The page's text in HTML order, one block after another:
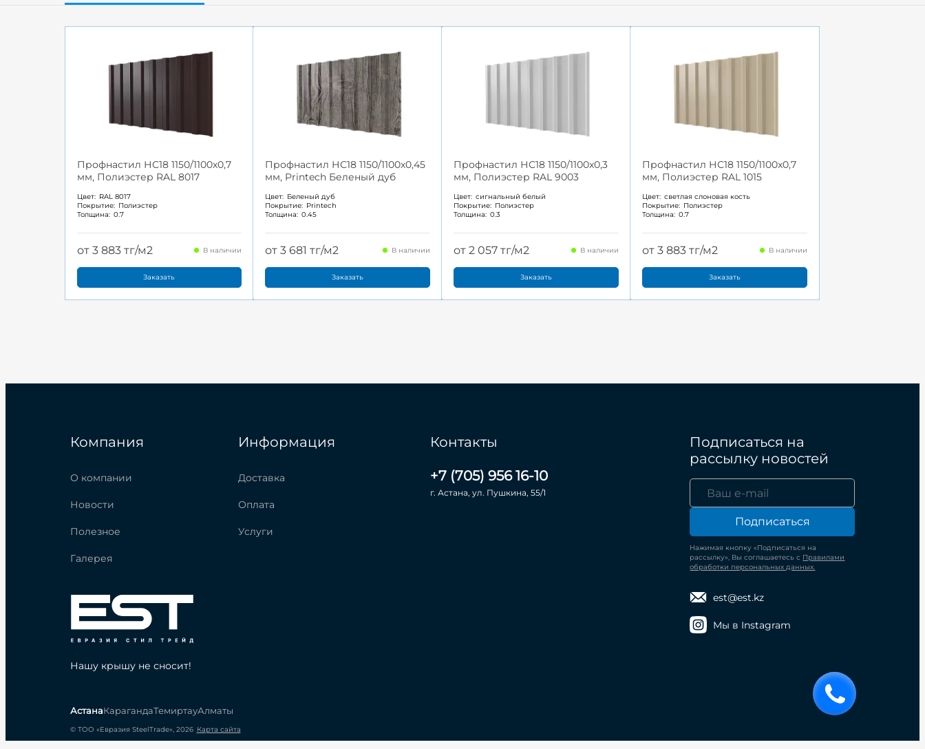
Профнастил НС18 1150/1100x0,7
мм, Полиэстер RAL 8017
Цвет: RAL 8017
Покрытие: Полиэстер
Толщина: 0.7
от 3 883 тг/м2 В наличии
Заказать
Профнастил НС18 1150/1100x0,45
мм, Printech Беленый дуб
Цвет: Беленый дуб
Покрытие: Printech
Толщина: 0.45
от 3 681 тг/м2 В наличии
Заказать
Профнастил НС18 1150/1100x0,3
мм, Полиэстер RAL 9003
Цвет: сигнальный белый
Покрытие: Полиэстер
Толщина: 0.3
от 2 057 тг/м2 В наличии
Заказать
Профнастил НС18 1150/1100x0,7
мм, Полиэстер RAL 1015
Цвет: светлая слоновая кость
Покрытие: Полиэстер
Толщина: 0.7
от 3 883 тг/м2 В наличии
Заказать
Компания
О компании
Новости
Полезное
Галерея
Информация
Доставка
Оплата
Услуги
Контакты
+7 (705) 956 16-10
г. Астана, ул. Пушкина, 55/1
Подписаться на
рассылку новостей
Подписаться
Нажимая кнопку «Подписаться на
рассылку», Вы соглашаетесь с Правилами
обработки персональных данных.
est@est.kz
Мы в Instagram
Нашу крышу не сносит!
АстанаКарагандаТемиртауАлматы
© ТОО «Евразия SteelTrade», 2026 Карта сайта